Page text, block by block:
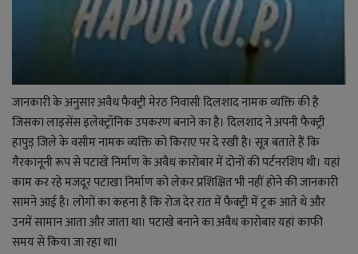
जानकारी के अनुसार अवैध फैक्ट्री मेरठ निवासी दिलशाद नामक व्यक्ति की है
जिसका लाइसेंस इलेक्ट्रॉनिक उपकरण बनाने का है। दिलशाद ने अपनी फैक्ट्री
हापुड़ जिले के वसीम नामक व्यक्ति को किराए पर दे रखी है। सूत्र बताते हैं कि
गैरकानूनी रूप से पटाखे निर्माण के अवैध कारोबार में दोनों की पर्टनरशिप थी। यहां
काम कर रहे मजदूर पटाखा निर्माण को लेकर प्रशिक्षित भी नहीं होने की जानकारी
सामने आई है। लोगों का कहना है कि रोज देर रात में फैक्ट्री में ट्रक आते थे और
उनमें सामान आता और जाता था। पटाखे बनाने का अवैध कारोबार यहां काफी
समय से किया जा रहा था।